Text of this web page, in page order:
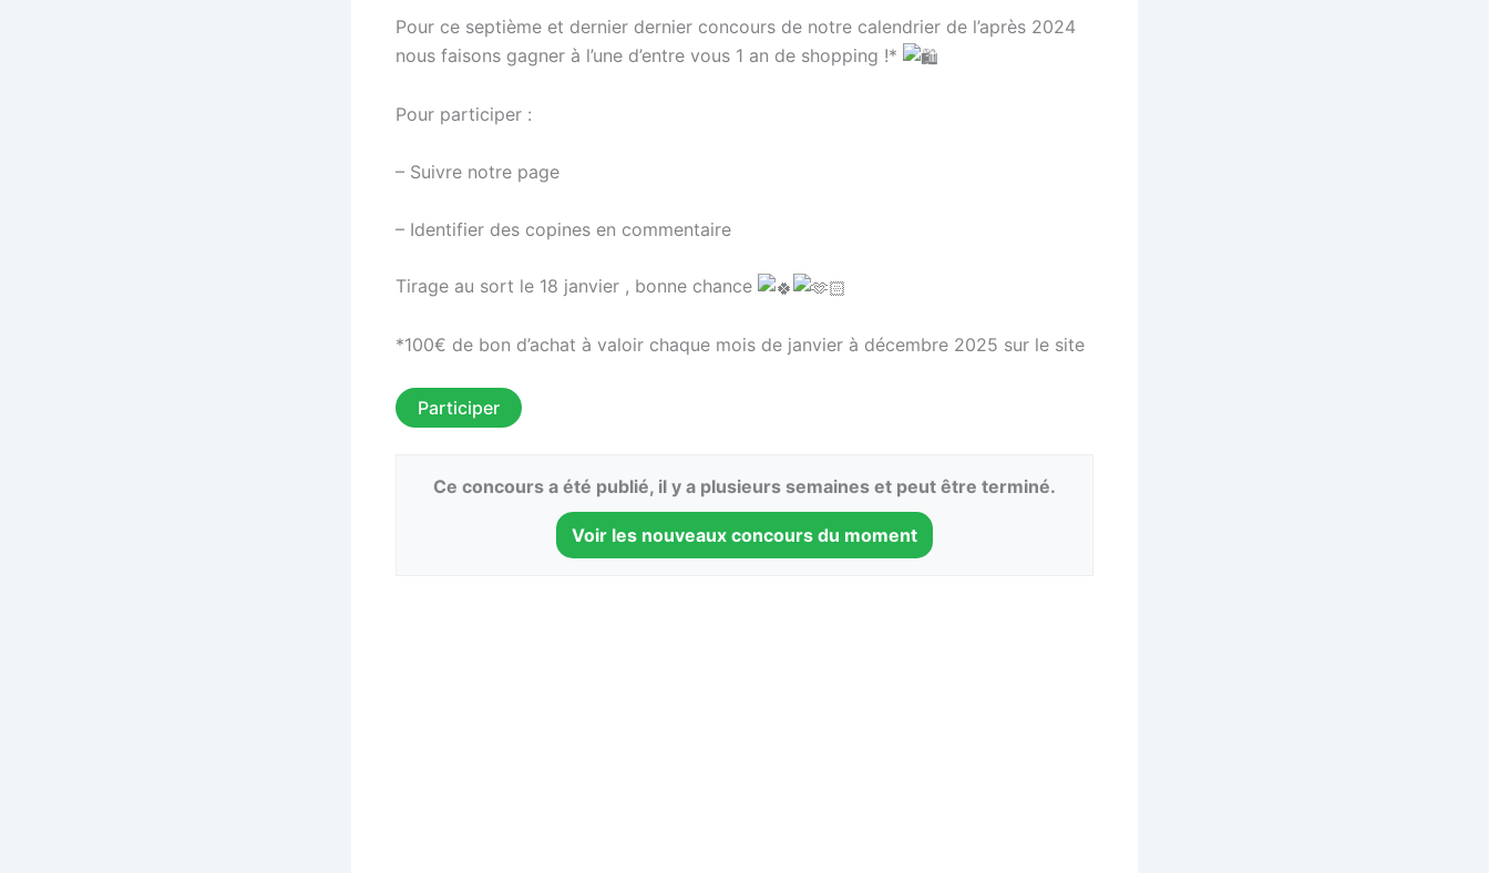
Pour ce septième et dernier dernier concours de notre calendrier de l’après 2024
nous faisons gagner à l’une d’entre vous 1 an de shopping !*
Pour participer :
– Suivre notre page
– Identifier des copines en commentaire
Tirage au sort le 18 janvier , bonne chance
*100€ de bon d’achat à valoir chaque mois de janvier à décembre 2025 sur le site
Participer
Ce concours a été publié, il y a plusieurs semaines et peut être terminé.
Voir les nouveaux concours du moment